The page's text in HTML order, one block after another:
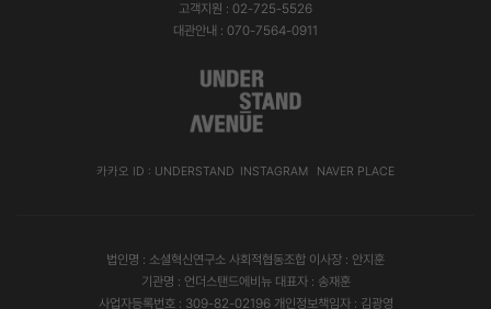
고객지원 : 02-725-5526
대관안내 : 070-7564-0911
카카오 ID : UNDERSTAND INSTAGRAM NAVER PLACE
법인명 : 소셜혁신연구소 사회적협동조합 이사장 : 안지훈
기관명 : 언더스탠드에비뉴 대표자 : 송재훈
사업자등록번호 : 309-82-02196 개인정보책임자 : 김광영